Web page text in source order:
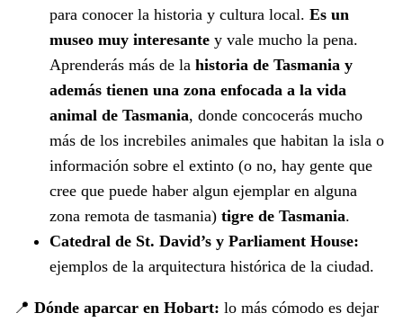
para conocer la historia y cultura local. Es un
museo muy interesante y vale mucho la pena.
Aprenderás más de la historia de Tasmania y
además tienen una zona enfocada a la vida
animal de Tasmania, donde concocerás mucho
más de los increbiles animales que habitan la isla o
información sobre el extinto (o no, hay gente que
cree que puede haber algun ejemplar en alguna
zona remota de tasmania) tigre de Tasmania.
Catedral de St. David’s y Parliament House:
ejemplos de la arquitectura histórica de la ciudad.
📍 Dónde aparcar en Hobart: lo más cómodo es dejar